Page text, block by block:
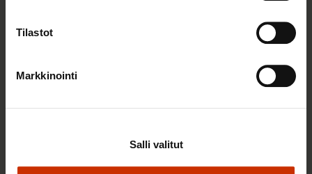
Tilastot
Markkinointi
Salli valitut
14.5.2026 8:55